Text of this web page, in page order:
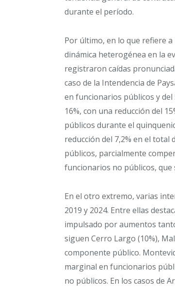
durante el período.
Por último, en lo que refiere
dinámica heterogénea en la
registraron caídas
caso de la Intendencia de
en funcionarios públicos y
16%, con una reducción del
públicos durante el
reducción del 7,2% en el total
públicos, parcialmente
funcionarios no públicos, que
En el otro extremo, varias
2019 y 2024. Entre ellas
impulsado por aumentos
siguen Cerro Largo (10%),
componente público.
marginal en funcionarios
no públicos. En los casos de